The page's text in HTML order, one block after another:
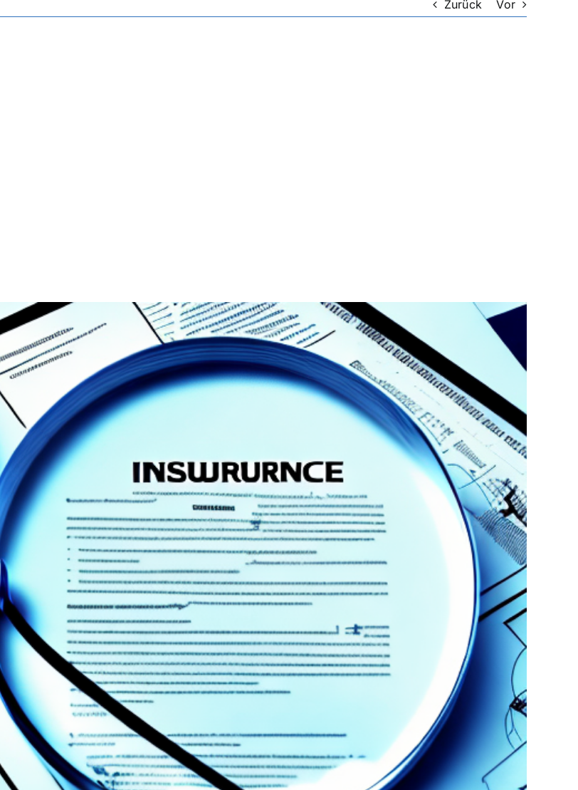
Zurück Vor